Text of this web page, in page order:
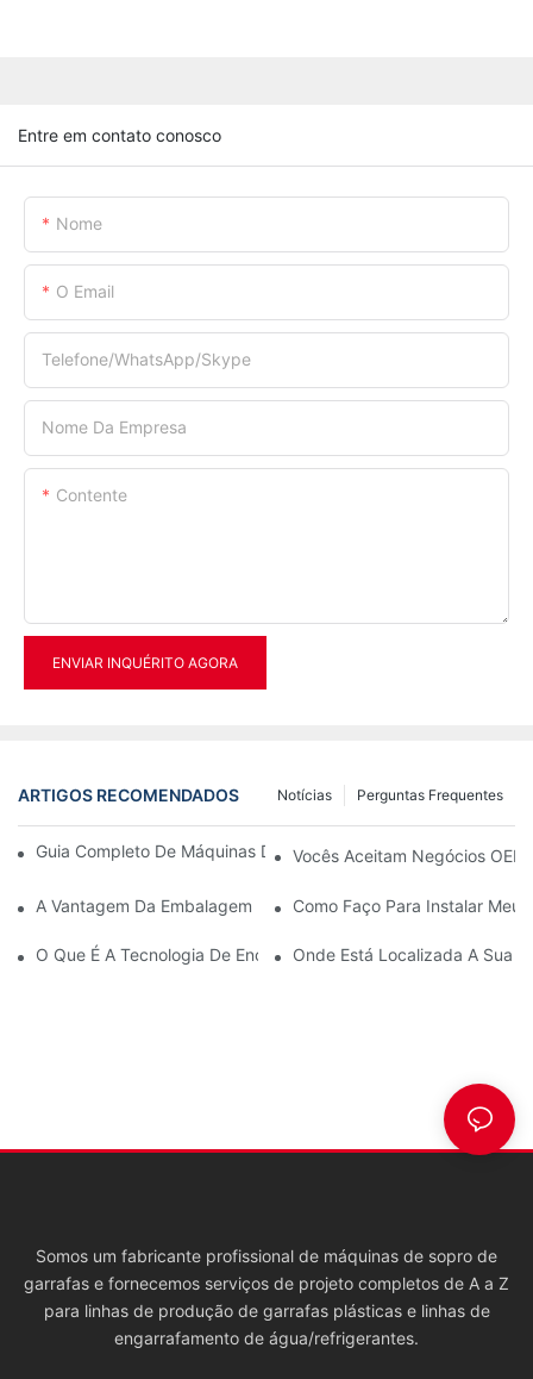
Entre em contato conosco
Nome
O Email
Telefone/WhatsApp/Skype
Nome Da Empresa
Contente
ENVIAR INQUÉRITO AGORA
ARTIGOS RECOMENDADOS Perguntas Frequentes
Notícias
Guia Completo De Máquinas De Moldagem Por Sopro De PET
Vocês Aceitam Negócios
A Vantagem Da Embalagem Em Garrafa PETComo Faço Para Instalar Meu
O Que É A Tecnologia De Enchimento A Quente Para Garrafas
Onde Está Localizada A Sua
Somos um fabricante profissional de máquinas de sopro de
garrafas e fornecemos serviços de projeto completos de A a Z
para linhas de produção de garrafas plásticas e linhas de
engarrafamento de água/refrigerantes.